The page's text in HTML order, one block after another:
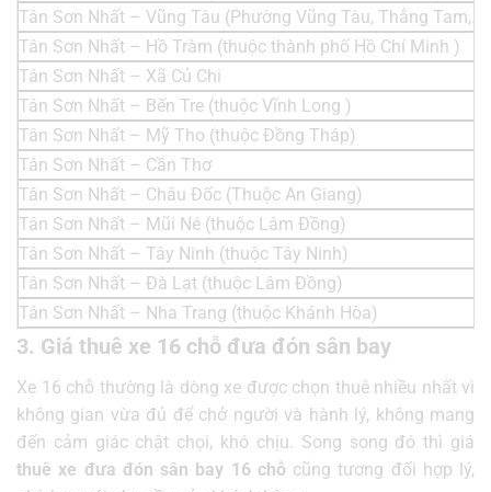
Tân Sơn Nhất – Vũng Tàu (Phường Vũng Tàu, Thắng Tam,..)
Tân Sơn Nhất – Hồ Tràm (thuộc thành phố Hồ Chí Minh )
Tân Sơn Nhất – Xã Củ Chi
Tân Sơn Nhất – Bến Tre (thuộc Vĩnh Long )
Tân Sơn Nhất – Mỹ Tho (thuộc Đồng Tháp)
Tân Sơn Nhất – Cần Thơ
Tân Sơn Nhất – Châu Đốc (Thuộc An Giang)
Tân Sơn Nhất – Mũi Né (thuộc Lâm Đồng)
Tân Sơn Nhất – Tây Ninh (thuộc Tây Ninh)
Tân Sơn Nhất – Đà Lạt (thuộc Lâm Đồng)
Tân Sơn Nhất – Nha Trang (thuộc Khánh Hòa)
3. Giá thuê xe 16 chỗ đưa đón sân bay
Xe 16 chỗ thường là dòng xe được chọn thuê nhiều nhất vì
không gian vừa đủ để chở người và hành lý, không mang
đến cảm giác chật chọi, khó chịu. Song song đó thì giá
thuê xe đưa đón sân bay 16 chỗ cũng tương đối hợp lý,